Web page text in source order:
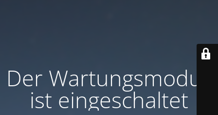
Der Wartungsmodus
ist eingeschaltet